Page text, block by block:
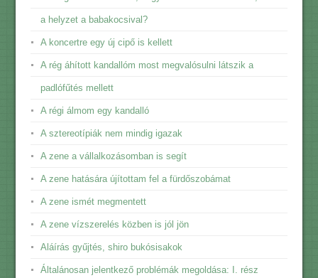
a helyzet a babakocsival?
A koncertre egy új cipő is kellett
A rég áhított kandallóm most megvalósulni látszik a
padlófűtés mellett
A régi álmom egy kandalló
A sztereotípiák nem mindig igazak
A zene a vállalkozásomban is segít
A zene hatására újítottam fel a fürdőszobámat
A zene ismét megmentett
A zene vízszerelés közben is jól jön
Aláírás gyűjtés, shiro bukósisakok
Általánosan jelentkező problémák megoldása: I. rész